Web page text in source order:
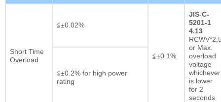
Short Time
Overload
≦±0.02%
≦±0.1%
JIS-C-
5201-1
4.13
or Max.
overload
voltage
whichever
is lower
for 2
seconds
≦±0.2% for high power
rating